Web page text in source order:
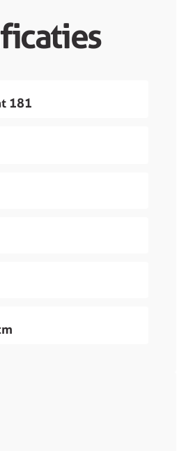
181